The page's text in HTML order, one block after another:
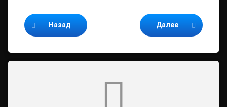
Назад Далее